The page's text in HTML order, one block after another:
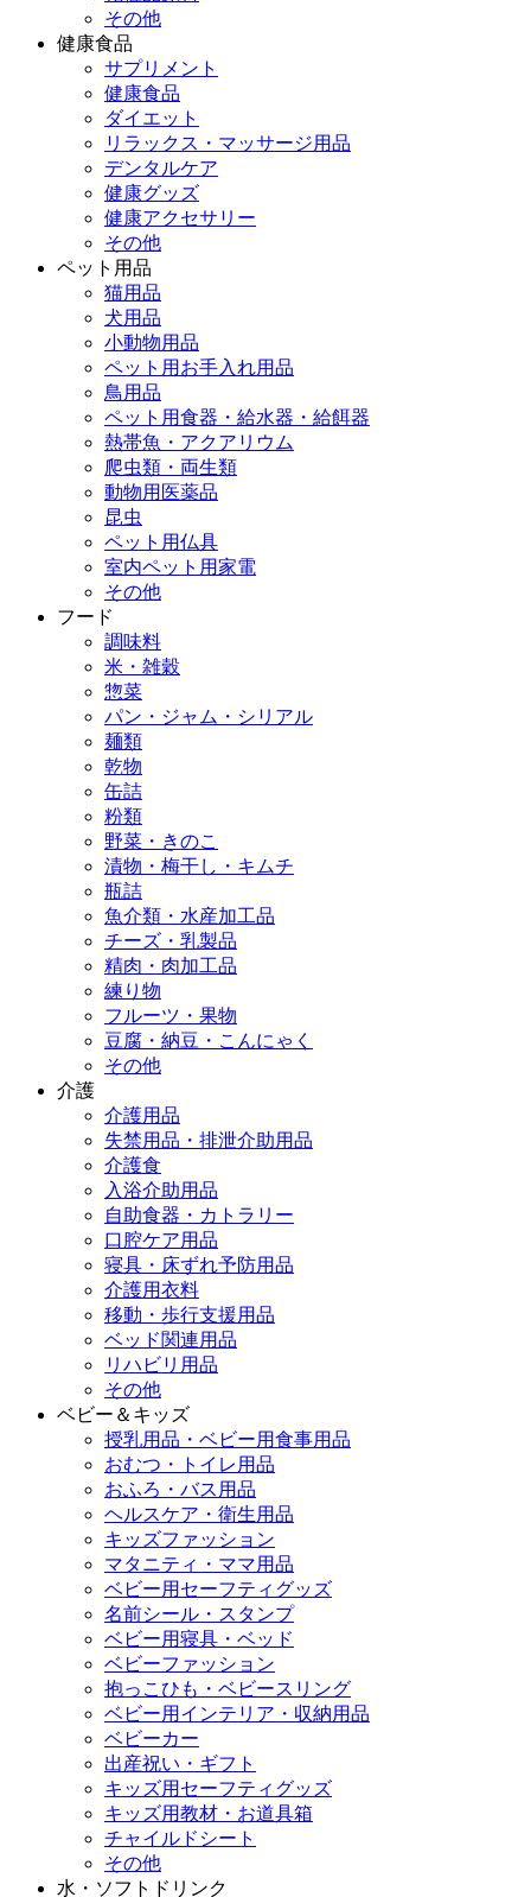
その他
健康食品
サプリメント
健康食品
ダイエット
リラックス・マッサージ用品
デンタルケア
健康グッズ
健康アクセサリー
その他
ペット用品
猫用品
犬用品
小動物用品
ペット用お手入れ用品
鳥用品
ペット用食器・給水器・給餌器
熱帯魚・アクアリウム
爬虫類・両生類
動物用医薬品
昆虫
ペット用仏具
室内ペット用家電
その他
フード
調味料
米・雑穀
惣菜
パン・ジャム・シリアル
麺類
乾物
缶詰
粉類
野菜・きのこ
漬物・梅干し・キムチ
瓶詰
魚介類・水産加工品
チーズ・乳製品
精肉・肉加工品
練り物
フルーツ・果物
豆腐・納豆・こんにゃく
その他
介護
介護用品
失禁用品・排泄介助用品
介護食
入浴介助用品
自助食器・カトラリー
口腔ケア用品
寝具・床ずれ予防用品
介護用衣料
移動・歩行支援用品
ベッド関連用品
リハビリ用品
その他
ベビー＆キッズ
授乳用品・ベビー用食事用品
おむつ・トイレ用品
おふろ・バス用品
ヘルスケア・衛生用品
キッズファッション
マタニティ・ママ用品
ベビー用セーフティグッズ
名前シール・スタンプ
ベビー用寝具・ベッド
ベビーファッション
抱っこひも・ベビースリング
ベビー用インテリア・収納用品
ベビーカー
出産祝い・ギフト
キッズ用セーフティグッズ
キッズ用教材・お道具箱
チャイルドシート
その他
水・ソフトドリンク